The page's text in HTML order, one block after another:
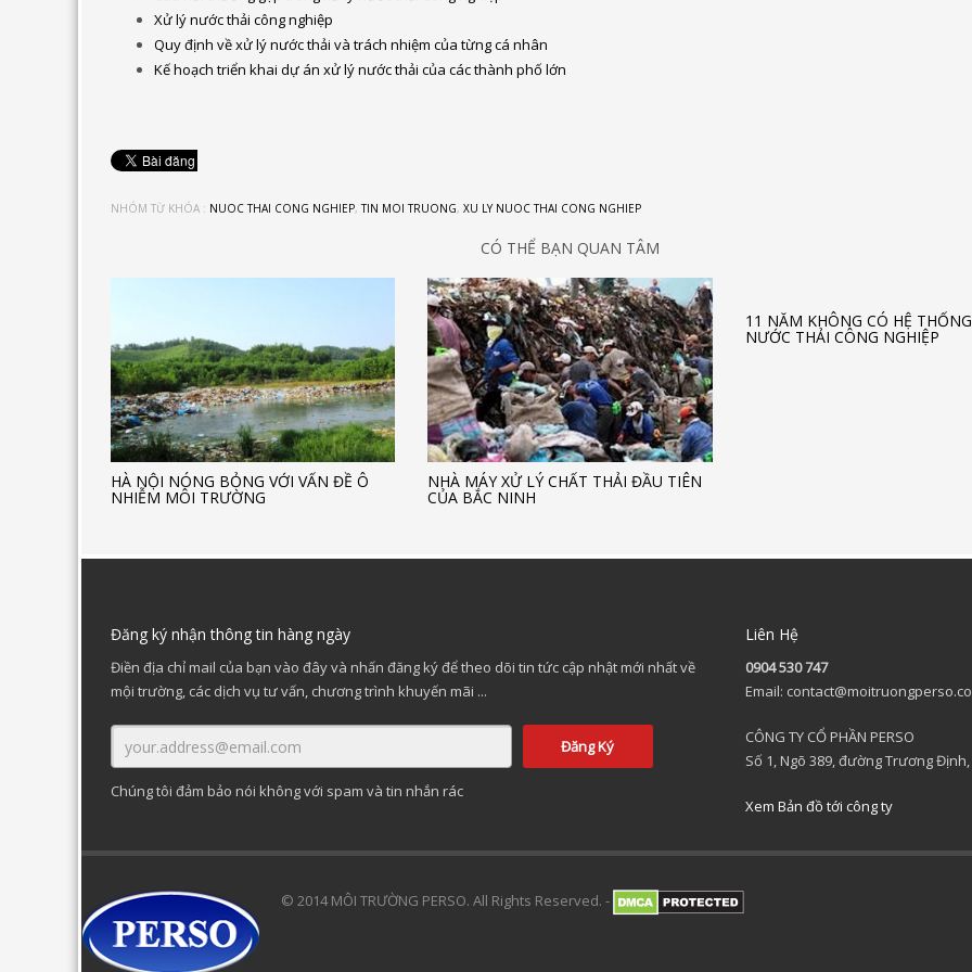
Xử lý nước thải công nghiệp
Quy định về xử lý nước thải và trách nhiệm của từng cá nhân
Kế hoạch triển khai dự án xử lý nước thải của các thành phố lớn
NHÓM TỪ KHÓA : NUOC THAI CONG NGHIEP,TIN MOI TRUONG, XU LY NUOC THAI CONG NGHIEP
CÓ THỂ BẠN QUAN TÂM
HÀ NỘI NÓNG BỎNG VỚI VẤN ĐỀ Ô
NHIỄM MÔI TRƯỜNG
NHÀ MÁY XỬ LÝ CHẤT THẢI ĐẦU TIÊN
CỦA BẮC NINH
11 NĂM KHÔNG CÓ HỆ
NƯỚC THẢI CÔNG NGHIỆP
Đăng ký nhận thông tin hàng ngày
Điền địa chỉ mail của bạn vào đây và nhấn đăng ký để theo dõi tin tức cập nhật mới nhất về
mội trường, các dịch vụ tư vấn, chương trình khuyến mãi ...
Chúng tôi đảm bảo nói không với spam và tin nhắn rác
Liên Hệ
0904 530 747
Email:
CÔNG TY CỔ PHẦN PERSO
Số 1, Ngõ 389, đường Trương
Xem Bản đồ tới công ty
© 2014 MÔI TRƯỜNG PERSO. All Rights Reserved. -